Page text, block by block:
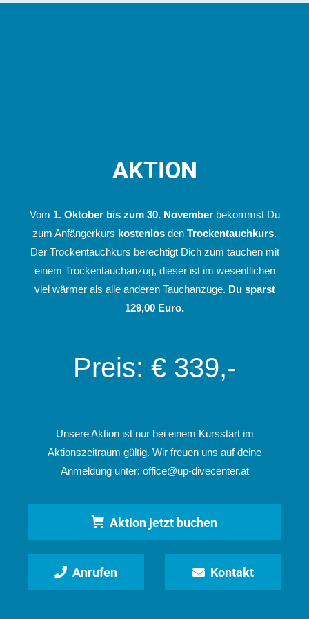
AKTION
Vom 1. Oktober bis zum 30. Novemberbekommst Du
zum Anfängerkurs kostenlos den Trockentauchkurs.
Der Trockentauchkurs berechtigt Dich zum tauchen mit
einem Trockentauchanzug, dieser ist im wesentlichen
viel wärmer als alle anderen Tauchanzüge. Du sparst
129,00 Euro.
Preis: € 339,-
Unsere Aktion ist nur bei einem Kursstart im
Aktionszeitraum gültig. Wir freuen uns auf deine
Anmeldung unter: office@up-divecenter.at
Aktion jetzt buchen
Anrufen Kontakt